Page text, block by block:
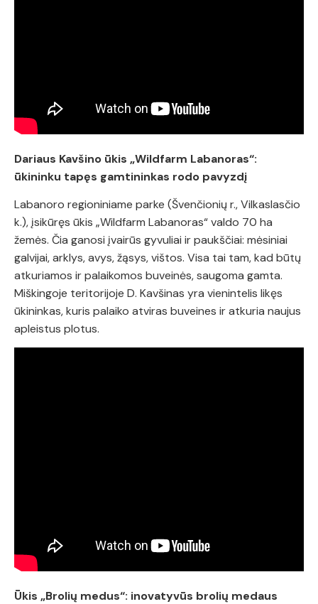
Dariaus Kavšino ūkis „Wildfarm Labanoras“:
ūkininku tapęs gamtininkas rodo pavyzdį
Labanoro regioniniame parke (Švenčionių r., Vilkaslasčio
k.), įsikūręs ūkis „Wildfarm Labanoras“ valdo 70 ha
žemės. Čia ganosi įvairūs gyvuliai ir paukščiai: mėsiniai
galvijai, arklys, avys, žąsys, vištos. Visa tai tam, kad būtų
atkuriamos ir palaikomos buveinės, saugoma gamta.
Miškingoje teritorijoje D. Kavšinas yra vienintelis likęs
ūkininkas, kuris palaiko atviras buveines ir atkuria naujus
apleistus plotus.
Ūkis „Brolių medus“: inovatyvūs brolių medaus